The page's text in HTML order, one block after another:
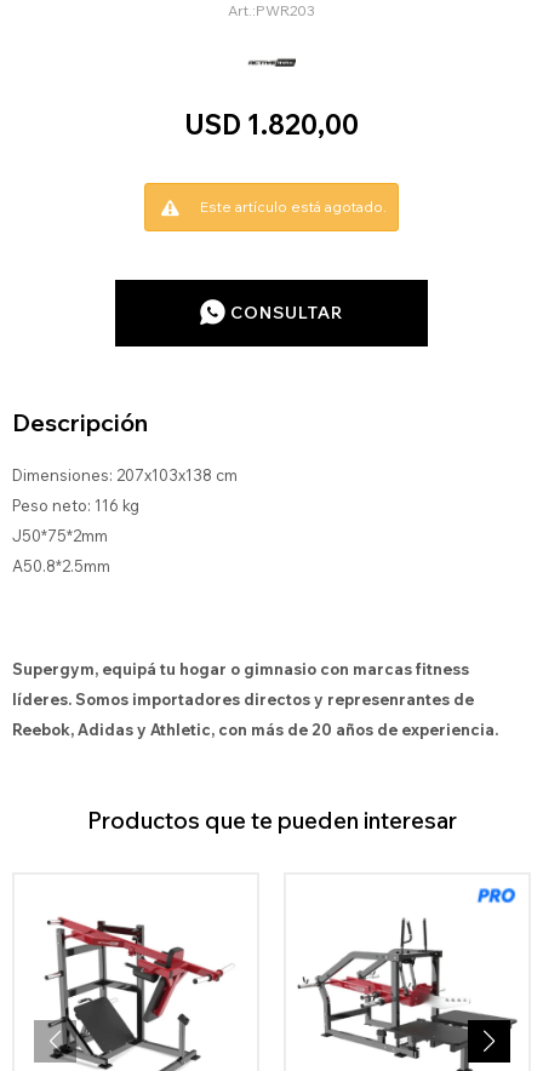
PWR203
USD 1.820,00
Este artículo está agotado.
CONSULTAR
Descripción
Dimensiones: 207x103x138 cm
Peso neto: 116 kg
J50*75*2mm
A50.8*2.5mm
Supergym, equipá tu hogar o gimnasio con marcas fitness
líderes. Somos importadores directos y represenrantes de
Reebok, Adidas y Athletic, con más de 20 años de experiencia.
Productos que te pueden interesar